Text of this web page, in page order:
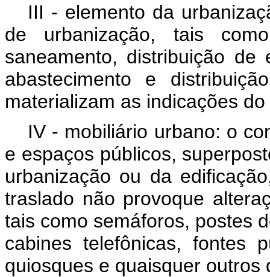
III - elemento da
de urbanização, tais
saneamento, distribuição de
abastecimento e
materializam as indicações
IV - mobiliário urbano: o
e espaços públicos,
urbanização ou da
traslado não provoque
tais como semáforos, postes
cabines telefônicas, fontes
quiosques e quaisquer outros